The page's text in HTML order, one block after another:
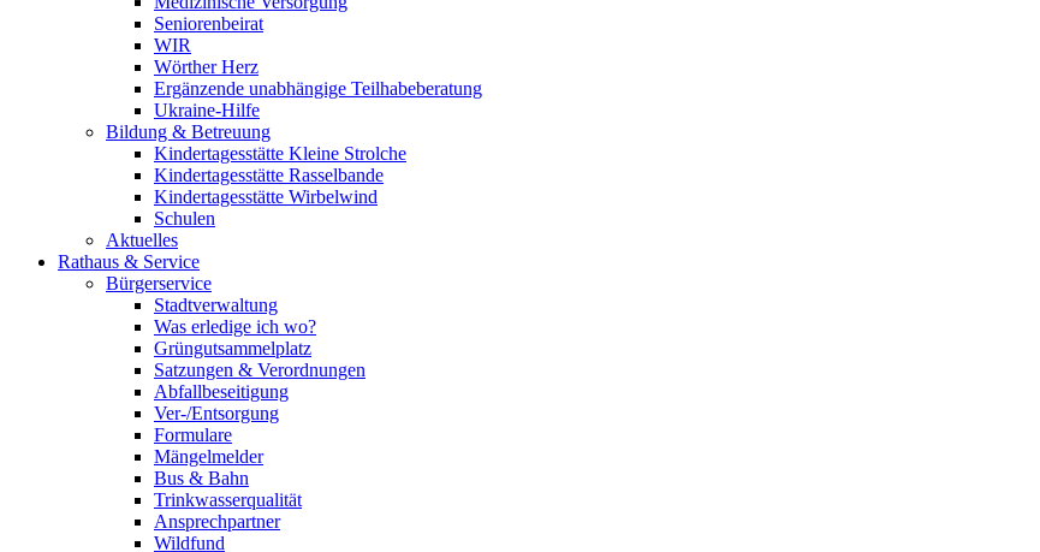
Seniorenbeirat
WIR
Wörther Herz
Ergänzende unabhängige Teilhabeberatung
Ukraine-Hilfe
Bildung & Betreuung
Kindertagesstätte Kleine Strolche
Kindertagesstätte Rasselbande
Kindertagesstätte Wirbelwind
Schulen
Aktuelles
Rathaus & Service
Bürgerservice
Stadtverwaltung
Was erledige ich wo?
Grüngutsammelplatz
Satzungen & Verordnungen
Abfallbeseitigung
Ver-/Entsorgung
Formulare
Mängelmelder
Bus & Bahn
Trinkwasserqualität
Ansprechpartner
Wildfund